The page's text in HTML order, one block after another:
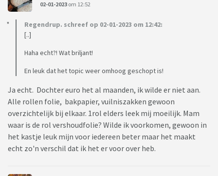
02-01-2023 om 12:52
Regendrup. schreef op 02-01-2023 om 12:42:
[..]
Haha echt?! Wat briljant!
En leuk dat het topic weer omhoog geschopt is!
Ja echt. Dochter euro het al maanden, ik wilde er niet aan.
Alle rollen folie, bakpapier, vuilniszakken gewoon
overzichtelijk bij elkaar. 1rol elders leek mij moeilijk. Mam
waar is de rol vershoudfolie? Wilde ik voorkomen, gewoon in
het kastje leuk mijn voor iedereen beter maar het maakt
echt zo'n verschil dat ik het er voor over heb.